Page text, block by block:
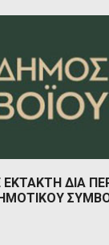
ΔΙΑ